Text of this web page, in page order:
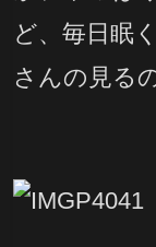
ど、毎日眠
さんの見る